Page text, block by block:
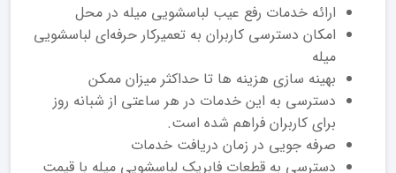
ارائه خدمات رفع عیب لباسشویی میله در محل
امکان دسترسی کاربران به تعمیرکار حرفه‌ای لباسشویی
میله
بهینه سازی هزینه ها تا حداکثر میزان ممکن
دسترسی به این خدمات در هر ساعتی از شبانه روز
برای کاربران فراهم شده است.
صرفه جویی در زمان دریافت خدمات
دسترسی به قطعات فابریک لباسشویی میله با قیمت